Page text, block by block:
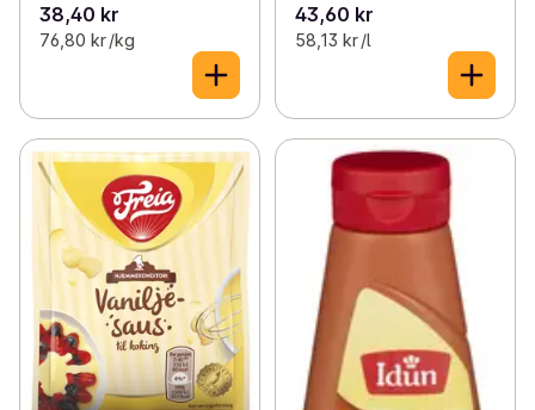
38,40 kr
76,80 kr /kg
43,60 kr
58,13 kr /l